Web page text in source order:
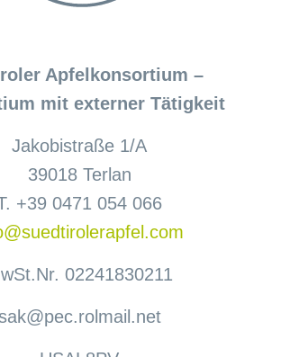
Apfelkonsortium –
mit externer Tätigkeit
Jakobistraße 1/A
39018 Terlan
+39 0471 054 066
02241830211